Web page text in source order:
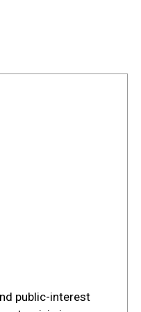
public-interest